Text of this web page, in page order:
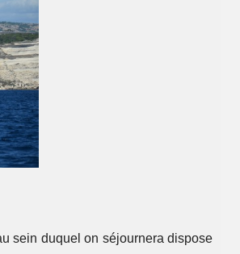
sein duquel on séjournera dispose